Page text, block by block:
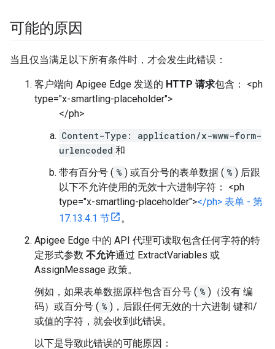
可能的原因
当且仅当满足以下所有条件时，才会发生此错误：
客户端向 Apigee Edge 发送的 HTTP 请求包含： <ph
type="x-smartling-placeholder">
</ph>
Content-Type: application/x-www-form-
urlencoded 和
带有百分号 ( % ) 或百分号的表单数据 ( % ) 后跟
以下不允许使用的无效十六进制字符： <ph
type="x-smartling-placeholder"></ph> 表单 - 第
17.13.4.1 节
。
Apigee Edge 中的 API 代理可读取包含任何字符的特
定形式参数 不允许通过 ExtractVariables 或
AssignMessage 政策。
例如，如果表单数据原样包含百分号 ( % )（没有 编
码）或百分号 ( % ) ，后跟任何无效的十六进制 键和/
或值的字符，就会收到此错误。
以下是导致此错误的可能原因：